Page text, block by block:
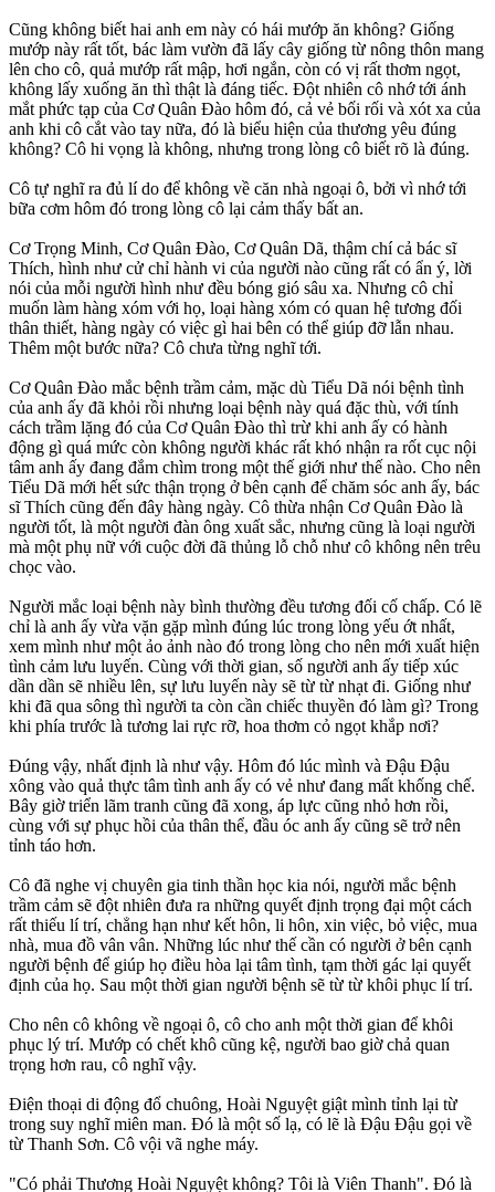
Cũng không biết hai anh em này có hái mướp ăn không? Giống
mướp này rất tốt, bác làm vườn đã lấy cây giống từ nông thôn mang
lên cho cô, quả mướp rất mập, hơi ngắn, còn có vị rất thơm ngọt,
không lấy xuống ăn thì thật là đáng tiếc. Đột nhiên cô nhớ tới ánh
mắt phức tạp của Cơ Quân Đào hôm đó, cả vẻ bối rối và xót xa của
anh khi cô cắt vào tay nữa, đó là biểu hiện của thương yêu đúng
không? Cô hi vọng là không, nhưng trong lòng cô biết rõ là đúng.
Cô tự nghĩ ra đủ lí do để không về căn nhà ngoại ô, bởi vì nhớ tới
bữa cơm hôm đó trong lòng cô lại cảm thấy bất an.
Cơ Trọng Minh, Cơ Quân Đào, Cơ Quân Dã, thậm chí cả bác sĩ
Thích, hình như cử chỉ hành vi của người nào cũng rất có ẩn ý, lời
nói của mỗi người hình như đều bóng gió sâu xa. Nhưng cô chỉ
muốn làm hàng xóm với họ, loại hàng xóm có quan hệ tương đối
thân thiết, hàng ngày có việc gì hai bên có thể giúp đỡ lẫn nhau.
Thêm một bước nữa? Cô chưa từng nghĩ tới.
Cơ Quân Đào mắc bệnh trầm cảm, mặc dù Tiểu Dã nói bệnh tình
của anh ấy đã khỏi rồi nhưng loại bệnh này quá đặc thù, với tính
cách trầm lặng đó của Cơ Quân Đào thì trừ khi anh ấy có hành
động gì quá mức còn không người khác rất khó nhận ra rốt cục nội
tâm anh ấy đang đắm chìm trong một thế giới như thế nào. Cho nên
Tiểu Dã mới hết sức thận trọng ở bên cạnh để chăm sóc anh ấy, bác
sĩ Thích cũng đến đây hàng ngày. Cô thừa nhận Cơ Quân Đào là
người tốt, là một người đàn ông xuất sắc, nhưng cũng là loại người
mà một phụ nữ với cuộc đời đã thủng lỗ chỗ như cô không nên trêu
chọc vào.
Người mắc loại bệnh này bình thường đều tương đối cố chấp. Có lẽ
chỉ là anh ấy vừa vặn gặp mình đúng lúc trong lòng yếu ớt nhất,
xem mình như một ảo ảnh nào đó trong lòng cho nên mới xuất hiện
tình cảm lưu luyến. Cùng với thời gian, số người anh ấy tiếp xúc
dần dần sẽ nhiều lên, sự lưu luyến này sẽ từ từ nhạt đi. Giống như
khi đã qua sông thì người ta còn cần chiếc thuyền đó làm gì? Trong
khi phía trước là tương lai rực rỡ, hoa thơm cỏ ngọt khắp nơi?
Đúng vậy, nhất định là như vậy. Hôm đó lúc mình và Đậu Đậu
xông vào quả thực tâm tình anh ấy có vẻ như đang mất khống chế.
Bây giờ triển lãm tranh cũng đã xong, áp lực cũng nhỏ hơn rồi,
cùng với sự phục hồi của thân thể, đầu óc anh ấy cũng sẽ trở nên
tỉnh táo hơn.
Cô đã nghe vị chuyên gia tinh thần học kia nói, người mắc bệnh
trầm cảm sẽ đột nhiên đưa ra những quyết định trọng đại một cách
rất thiếu lí trí, chẳng hạn như kết hôn, li hôn, xin việc, bỏ việc, mua
nhà, mua đồ vân vân. Những lúc như thế cần có người ở bên cạnh
người bệnh để giúp họ điều hòa lại tâm tình, tạm thời gác lại quyết
định của họ. Sau một thời gian người bệnh sẽ từ từ khôi phục lí trí.
Cho nên cô không về ngoại ô, cô cho anh một thời gian để khôi
phục lý trí. Mướp có chết khô cũng kệ, người bao giờ chả quan
trọng hơn rau, cô nghĩ vậy.
Điện thoại di động đổ chuông, Hoài Nguyệt giật mình tỉnh lại từ
trong suy nghĩ miên man. Đó là một số lạ, có lẽ là Đậu Đậu gọi về
từ Thanh Sơn. Cô vội vã nghe máy.
"Có phải Thương Hoài Nguyệt không? Tôi là Viên Thanh". Đó là